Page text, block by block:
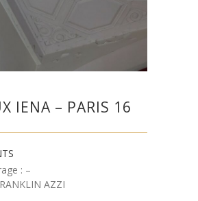
IENA – PARIS 16
: –
AZZI